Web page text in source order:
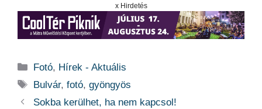
x Hirdetés
Kategória
Fotó, Hírek - Aktuális
Címkék
Bulvár,fotó,gyöngyös
Sokba kerülhet, ha nem kapcsol!